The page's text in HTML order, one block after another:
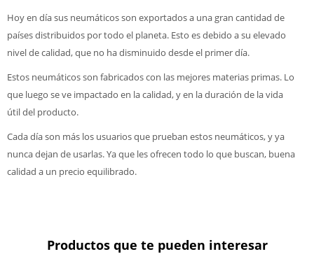
Hoy en día sus neumáticos son exportados a una gran cantidad de
países distribuidos por todo el planeta. Esto es debido a su elevado
nivel de calidad, que no ha disminuido desde el primer día.
Estos neumáticos son fabricados con las mejores materias primas. Lo
que luego se ve impactado en la calidad, y en la duración de la vida
útil del producto.
Cada día son más los usuarios que prueban estos neumáticos, y ya
nunca dejan de usarlas. Ya que les ofrecen todo lo que buscan, buena
calidad a un precio equilibrado.
Productos que te pueden interesar